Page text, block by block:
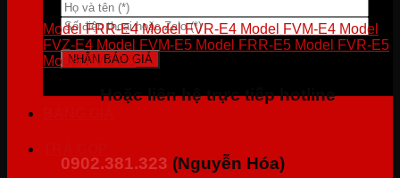
Hoặc liên hệ trực tiếp hotline
0902.381.323 (Nguyễn Hóa)
Model FRR-E4 Model FVR-E4 Model FVM-E4 Model
FVZ-E4 Model FVM-E5 Model FRR-E5 Model FVR-E5
Model FVZ-E5